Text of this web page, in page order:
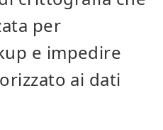
per
e impedire
ai dati